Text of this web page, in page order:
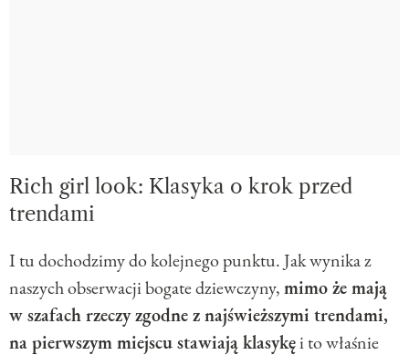
Rich girl look: Klasyka o krok przed
trendami
I tu dochodzimy do kolejnego punktu. Jak wynika z
naszych obserwacji bogate dziewczyny,mimo że mają
w szafach rzeczy zgodne z najświeższymi trendami,
na pierwszym miejscu stawiają klasykęi to właśnie